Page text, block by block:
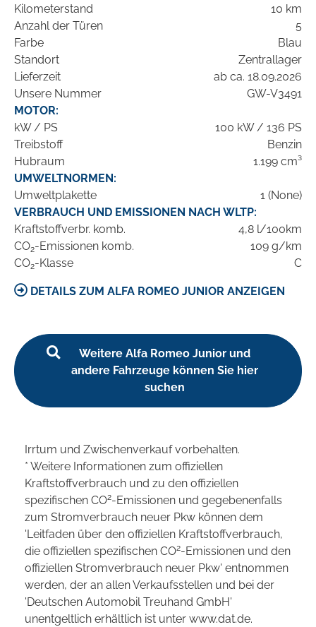
Kilometerstand
10 km
Anzahl der Türen
5
Farbe
Blau
Standort
Zentrallager
Lieferzeit
ab ca. 18.09.2026
Unsere Nummer
GW-V3491
MOTOR:
kW / PS
100 kW / 136 PS
Treibstoff
Benzin
Hubraum
1.199 cm³
UMWELTNORMEN:
Umweltplakette
1 (None)
VERBRAUCH UND EMISSIONEN NACH WLTP:
Kraftstoffverbr. komb.
4,8 l/100km
CO2-Emissionen komb.
109 g/km
CO2-Klasse C
DETAILS ZUM ALFA ROMEO JUNIOR ANZEIGEN
Weitere Alfa Romeo Junior und
andere Fahrzeuge können Sie hier
suchen
Irrtum und Zwischenverkauf vorbehalten.
* Weitere Informationen zum offiziellen
Kraftstoffverbrauch und zu den offiziellen
spezifischen CO2-Emissionen und gegebenenfalls
zum Stromverbrauch neuer Pkw können dem
'Leitfaden über den offiziellen Kraftstoffverbrauch,
die offiziellen spezifischen CO2-Emissionen und den
offiziellen Stromverbrauch neuer Pkw' entnommen
werden, der an allen Verkaufsstellen und bei der
'Deutschen Automobil Treuhand GmbH'
unentgeltlich erhältlich ist unter www.dat.de.